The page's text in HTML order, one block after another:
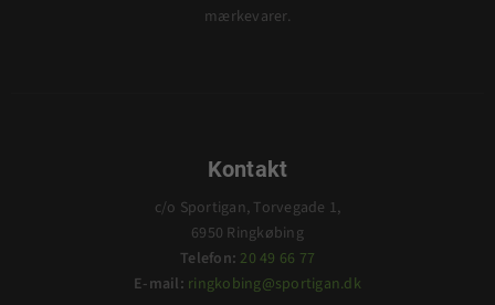
mærkevarer.
Kontakt
c/o Sportigan, Torvegade 1,
6950 Ringkøbing
Telefon: 20 49 66 77
E-mail: ringkobing@sportigan.dk